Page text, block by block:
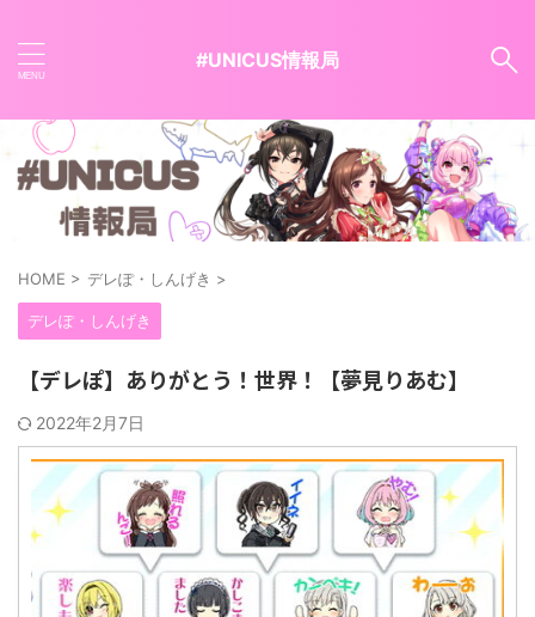
#UNICUS情報局
HOME > デレぽ・しんげき >
デレぽ・しんげき
【デレぽ】ありがとう！世界！【夢見りあむ】
2022年2月7日